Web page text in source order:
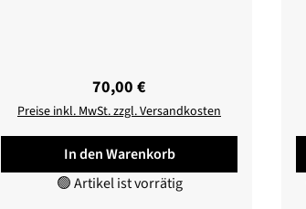
Regulärer Preis:
70,00 €
Preise inkl. MwSt. zzgl. Versandkosten
In den Warenkorb
🟢 Artikel ist vorrätig